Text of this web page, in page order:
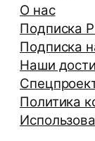
О нас
Подписка
Подписка
Наши
Политика